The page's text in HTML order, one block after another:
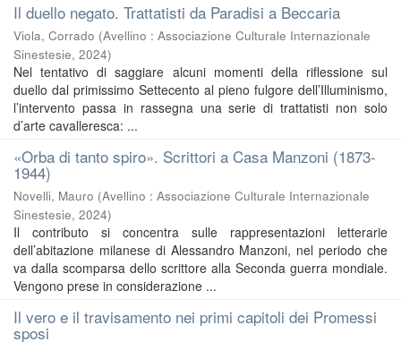
Il duello negato. Trattatisti da Paradisi a Beccaria
Viola, Corrado (Avellino : Associazione Culturale Internazionale
Sinestesie, 2024)
Nel tentativo di saggiare alcuni momenti della riflessione sul
duello dal primissimo Settecento al pieno fulgore dell’Illuminismo,
l’intervento passa in rassegna una serie di trattatisti non solo
d’arte cavalleresca: ...
«Orba di tanto spiro». Scrittori a Casa Manzoni (1873-
1944)
Novelli, Mauro (Avellino : Associazione Culturale Internazionale
Sinestesie, 2024)
Il contributo si concentra sulle rappresentazioni letterarie
dell’abitazione milanese di Alessandro Manzoni, nel periodo che
va dalla scomparsa dello scrittore alla Seconda guerra mondiale.
Vengono prese in considerazione ...
Il vero e il travisamento nei primi capitoli dei Promessi
sposi